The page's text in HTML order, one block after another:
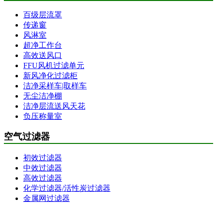
百级层流罩
传递窗
风淋室
超净工作台
高效送风口
FFU风机过滤单元
新风净化过滤柜
洁净采样车|取样车
无尘洁净棚
洁净层流送风天花
负压称量室
空气过滤器
初效过滤器
中效过滤器
高效过滤器
化学过滤器/活性炭过滤器
金属网过滤器